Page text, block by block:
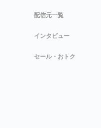
配信元一覧
インタビュー
セール・おトク